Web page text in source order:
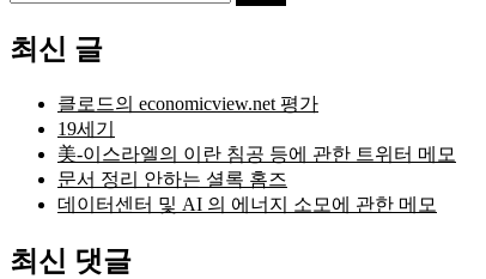
최신 글
클로드의 economicview.net 평가
19세기
美-이스라엘의 이란 침공 등에 관한 트위터 메모
문서 정리 안하는 셜록 홈즈
데이터센터 및 AI 의 에너지 소모에 관한 메모
최신 댓글